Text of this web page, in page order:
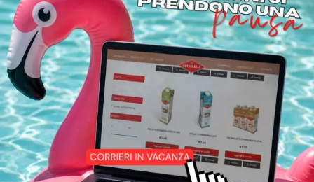
Sede legale e stabilimento:
Contrada Timpa Magna, s.n.
95032 - Belpasso(CT)
Tel: (+39) 095 913630
condorelli@condorelli.it